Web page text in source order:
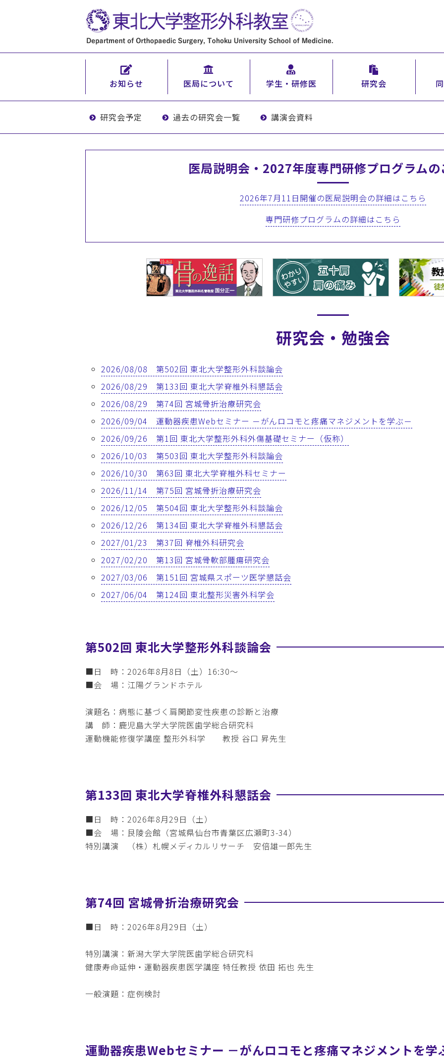
お知らせ 医局について 学生・研修医 研究会
研究会予定 過去の研究会一覧 講演会資料
医局説明会・2027年度専門研修プログラム
2026年7月11日開催の医局説明会の詳細はこちら
専門研修プログラムの詳細はこちら
研究会・勉強会
2026/08/08 第502回 東北大学整形外科談論会
2026/08/29 第133回 東北大学脊椎外科懇話会
2026/08/29 第74回 宮城骨折治療研究会
2026/09/04 運動器疾患Webセミナー －がんロコモと疼痛マネジメントを学ぶ－
2026/09/26 第1回 東北大学整形外科外傷基礎セミナー（仮称）
2026/10/03 第503回 東北大学整形外科談論会
2026/10/30 第63回 東北大学脊椎外科セミナー
2026/11/14 第75回 宮城骨折治療研究会
2026/12/05 第504回 東北大学整形外科談論会
2026/12/26 第134回 東北大学脊椎外科懇話会
2027/01/23 第37回 脊椎外科研究会
2027/02/20 第13回 宮城骨軟部腫瘍研究会
2027/03/06 第151回 宮城県スポーツ医学懇話会
2027/06/04 第124回 東北整形災害外科学会
第502回 東北大学整形外科談論会
■日 時：2026年8月8日（土）16:30～
■会 場：江陽グランドホテル
演題名：病態に基づく肩関節変性疾患の診断と治療
講 師：鹿児島大学大学院医歯学総合研究科
運動機能修復学講座 整形外科学 教授 谷口 昇先生
第133回 東北大学脊椎外科懇話会
■日 時：2026年8月29日（土）
■会 場：艮陵会館（宮城県仙台市青葉区広瀬町3-34）
特別講演 （株）札幌メディカルリサーチ 安倍雄一郎先生
第74回 宮城骨折治療研究会
■日 時：2026年8月29日（土）
特別講演：新潟大学大学院医歯学総合研究科
健康寿命延伸・運動器疾患医学講座 特任教授 依田 拓也 先生
一般演題：症例検討
運動器疾患Webセミナー －がんロコモと疼痛マネジメントを学